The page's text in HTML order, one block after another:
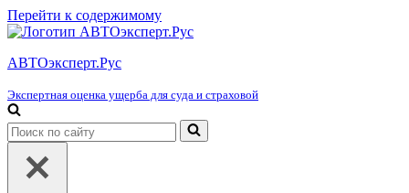
Перейти к содержимому
АВТОэксперт.Рус
Экспертная оценка ущерба для суда и страховой
Искать...